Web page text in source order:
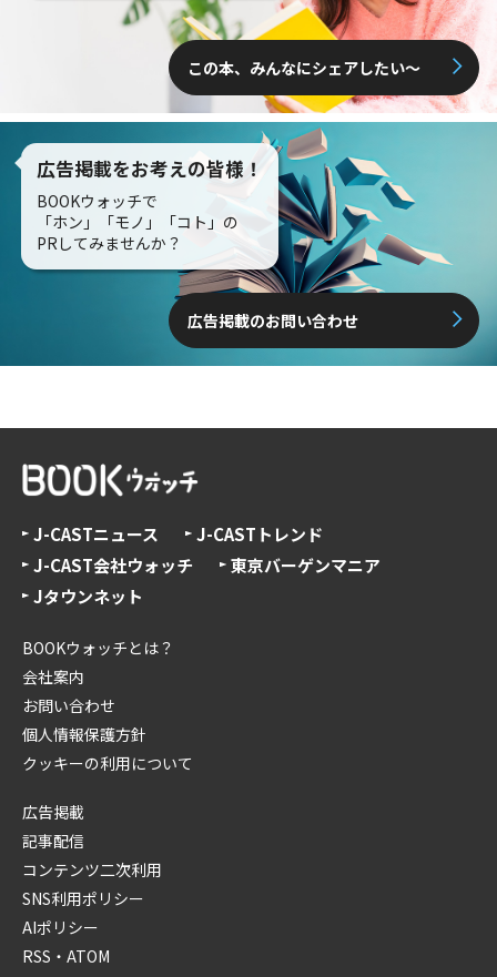
この本、みんなにシェアしたい〜
広告掲載をお考えの皆様！
BOOKウォッチで
「ホン」「モノ」「コト」の
PRしてみませんか？
広告掲載のお問い合わせ
J-CASTニュース
J-CASTトレンド
J-CAST会社ウォッチ
東京バーゲンマニア
Jタウンネット
BOOKウォッチとは？
会社案内
お問い合わせ
個人情報保護方針
クッキーの利用について
広告掲載
記事配信
コンテンツ二次利用
SNS利用ポリシー
AIポリシー
RSS・ATOM